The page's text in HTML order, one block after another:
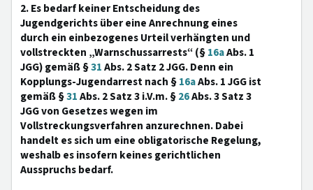
2. Es bedarf keiner Entscheidung des
Jugendgerichts über eine Anrechnung eines
durch ein einbezogenes Urteil verhängten und
vollstreckten „Warnschussarrests“ (§16aAbs. 1
JGG) gemäß §31Abs. 2 Satz 2 JGG. Denn ein
Kopplungs-Jugendarrest nach §16aAbs. 1 JGG ist
gemäß §31Abs. 2 Satz 3 i.V.m. §26Abs. 3 Satz 3
JGG von Gesetzes wegen im
Vollstreckungsverfahren anzurechnen. Dabei
handelt es sich um eine obligatorische Regelung,
weshalb es insofern keines gerichtlichen
Ausspruchs bedarf.